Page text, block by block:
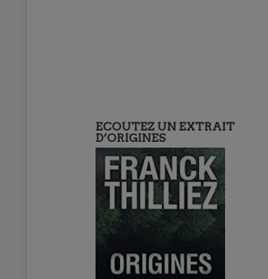
ECOUTEZ UN EXTRAIT
D’ORIGINES